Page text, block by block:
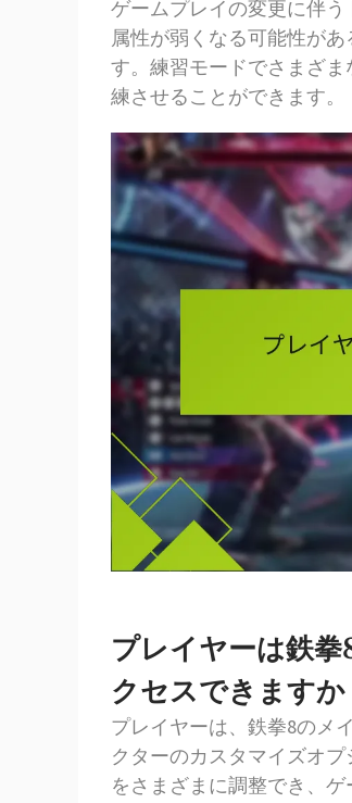
ゲームプレイの変更に伴
属性が弱くなる可能性が
す。練習モードでさまざ
練させることができます。
プレイヤーは鉄
クセスできますか
プレイヤーは、鉄拳8のメ
クターのカスタマイズオ
をさまざまに調整でき、ゲ